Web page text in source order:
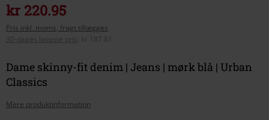
kr 220.95
Pris inkl. moms, fragt tillægges
30-dages laveste pris
kr 187.81
Dame skinny-fit denim | Jeans | mørk blå | Urban
Classics
Mere produktinformation